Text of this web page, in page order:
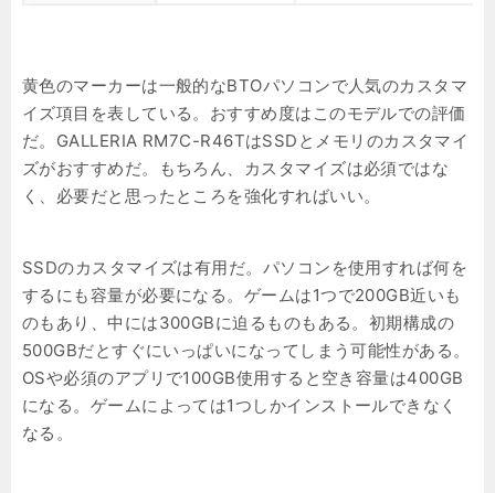
黄色のマーカーは一般的なBTOパソコンで人気のカスタマ
イズ項目を表している。おすすめ度はこのモデルでの評価
だ。GALLERIA RM7C-R46TはSSDとメモリのカスタマイ
ズがおすすめだ。もちろん、カスタマイズは必須ではな
く、必要だと思ったところを強化すればいい。
SSDのカスタマイズは有用だ。パソコンを使用すれば何を
するにも容量が必要になる。ゲームは1つで200GB近いも
のもあり、中には300GBに迫るものもある。初期構成の
500GBだとすぐにいっぱいになってしまう可能性がある。
OSや必須のアプリで100GB使用すると空き容量は400GB
になる。ゲームによっては1つしかインストールできなく
なる。